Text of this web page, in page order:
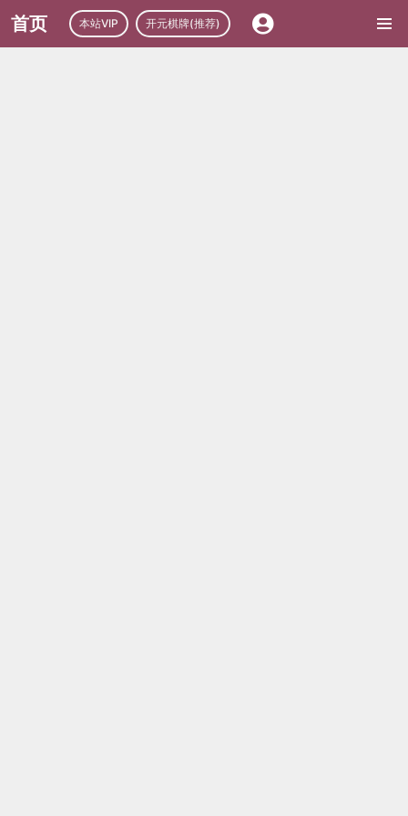
首页 本站VIP 开元棋牌(推荐)